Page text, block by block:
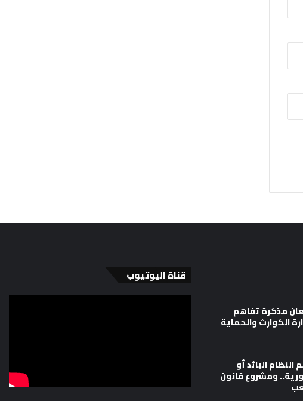
مذكرة تفاهم
الكوارث والحماية
النظام البائد أو
ومشروع قانون
قناة اليوتيوب